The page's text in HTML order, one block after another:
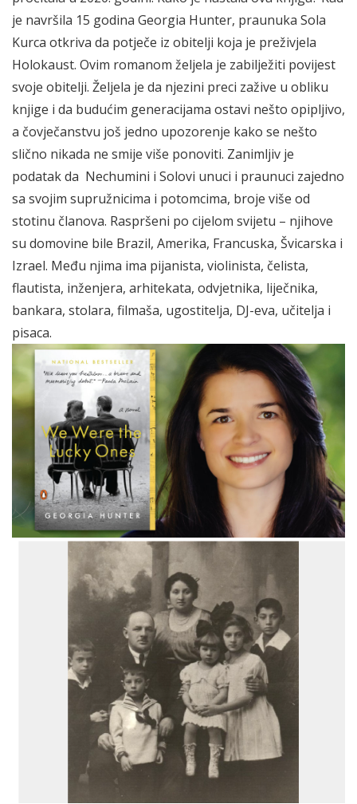
je navršila 15 godina Georgia Hunter, praunuka Sola
Kurca otkriva da potječe iz obitelji koja je preživjela
Holokaust. Ovim romanom željela je zabilježiti povijest
svoje obitelji. Željela je da njezini preci zažive u obliku
knjige i da budućim generacijama ostavi nešto opipljivo,
a čovječanstvu još jedno upozorenje kako se nešto
slično nikada ne smije više ponoviti. Zanimljiv je
podatak da Nechumini i Solovi unuci i praunuci zajedno
sa svojim supružnicima i potomcima, broje više od
stotinu članova. Raspršeni po cijelom svijetu – njihove
su domovine bile Brazil, Amerika, Francuska, Švicarska i
Izrael. Među njima ima pijanista, violinista, čelista,
flautista, inženjera, arhitekata, odvjetnika, liječnika,
bankara, stolara, filmaša, ugostitelja, DJ-eva, učitelja i
pisaca.